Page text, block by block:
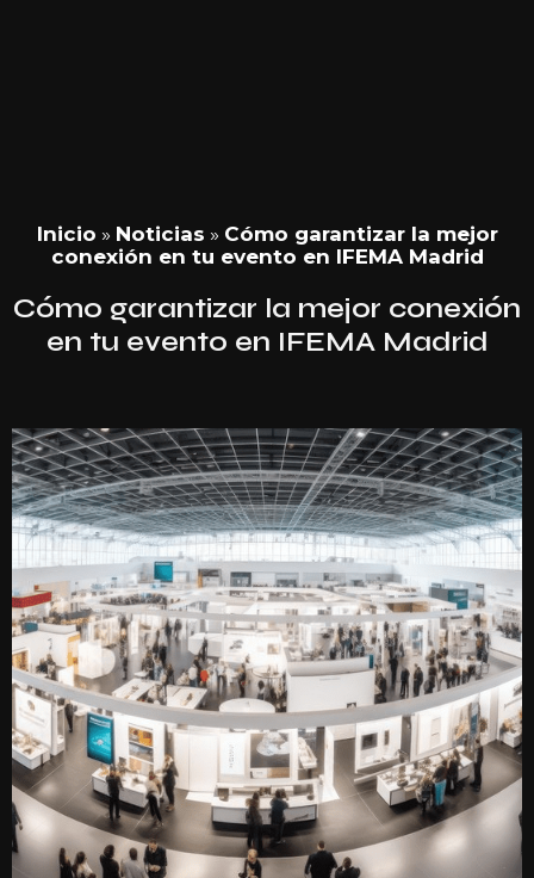
Inicio » Noticias » Cómo garantizar la mejor
conexión en tu evento en IFEMA Madrid
Cómo garantizar la mejor conexión
en tu evento en IFEMA Madrid